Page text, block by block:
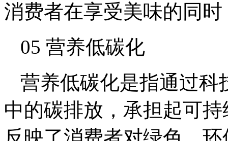
消费者在享受美味的同
05 营养低碳化
营养低碳化是指通过科
中的碳排放，承担起可